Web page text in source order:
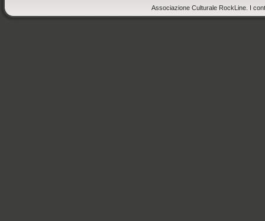
Associazione Culturale RockLine. I